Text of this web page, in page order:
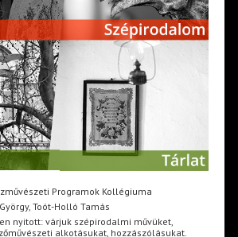
Programok Kollégiuma
Toót-Holló Tamás
nyitott: várjuk szépirodalmi művüket,
alkotásukat, hozzászólásukat.